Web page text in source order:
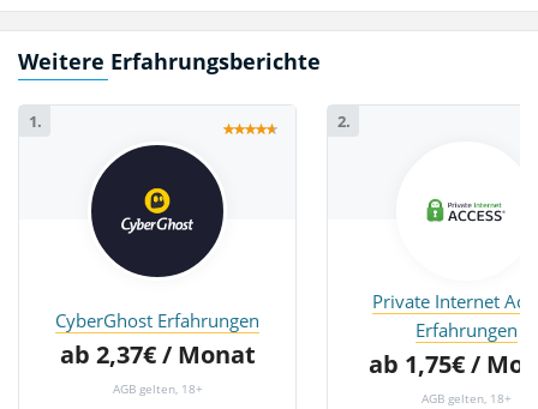
Weitere Erfahrungsberichte
1.
CyberGhost Erfahrungen
ab 2,37€ / Monat
AGB gelten, 18+
2.
Private Internet
Erfahrungen
ab 1,75€ /
AGB gelten, 18+